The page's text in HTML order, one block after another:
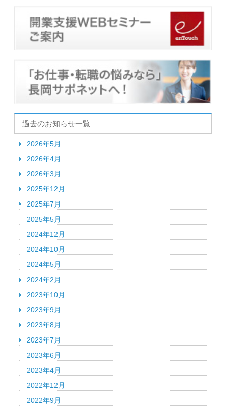
過去のお知らせ一覧
2026年5月
2026年4月
2026年3月
2025年12月
2025年7月
2025年5月
2024年12月
2024年10月
2024年5月
2024年2月
2023年10月
2023年9月
2023年8月
2023年7月
2023年6月
2023年4月
2022年12月
2022年9月